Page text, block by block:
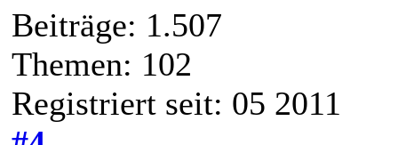
Beiträge: 1.507
Themen: 102
Registriert seit: 05 2011